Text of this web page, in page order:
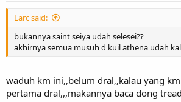
Larc said:
bukannya saint seiya udah selesei??
akhirnya semua musuh d kuil athena udah
waduh km ini,,belum dral,,kalau yang
pertama dral,,,makannya baca dong